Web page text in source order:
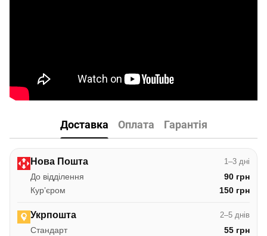
Доставка Оплата Гарантія
Нова Пошта 1–3 дні
До відділення
90 грн
Курʼєром
150 грн
Укрпошта 2–5 днів
Стандарт
55 грн